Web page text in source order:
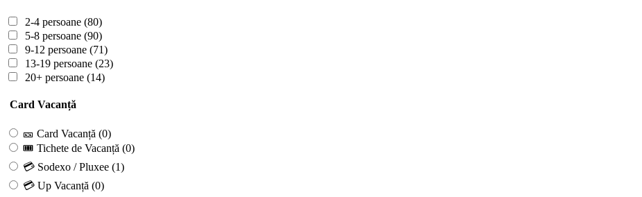
2-4 persoane (80)
5-8 persoane (90)
9-12 persoane (71)
13-19 persoane (23)
20+ persoane (14)
Card Vacanță
🎫 Card Vacanță (0)
🎟 Tichete de Vacanță (0)
💳 Sodexo / Pluxee (1)
💳 Up Vacanță (0)